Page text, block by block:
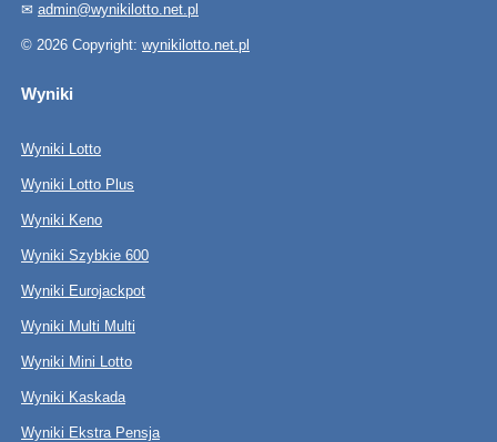
✉ admin@wynikilotto.net.pl
© 2026 Copyright: wynikilotto.net.pl
Wyniki
Wyniki Lotto
Wyniki Lotto Plus
Wyniki Keno
Wyniki Szybkie 600
Wyniki Eurojackpot
Wyniki Multi Multi
Wyniki Mini Lotto
Wyniki Kaskada
Wyniki Ekstra Pensja